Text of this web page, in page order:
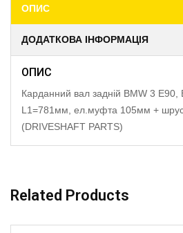
ОПИС
ДОДАТКОВА ІНФОРМАЦІЯ
ОПИС
Карданний вал задній BMW 3
L1=781мм, ел.муфта 105мм +
(DRIVESHAFT PARTS)
Related Products